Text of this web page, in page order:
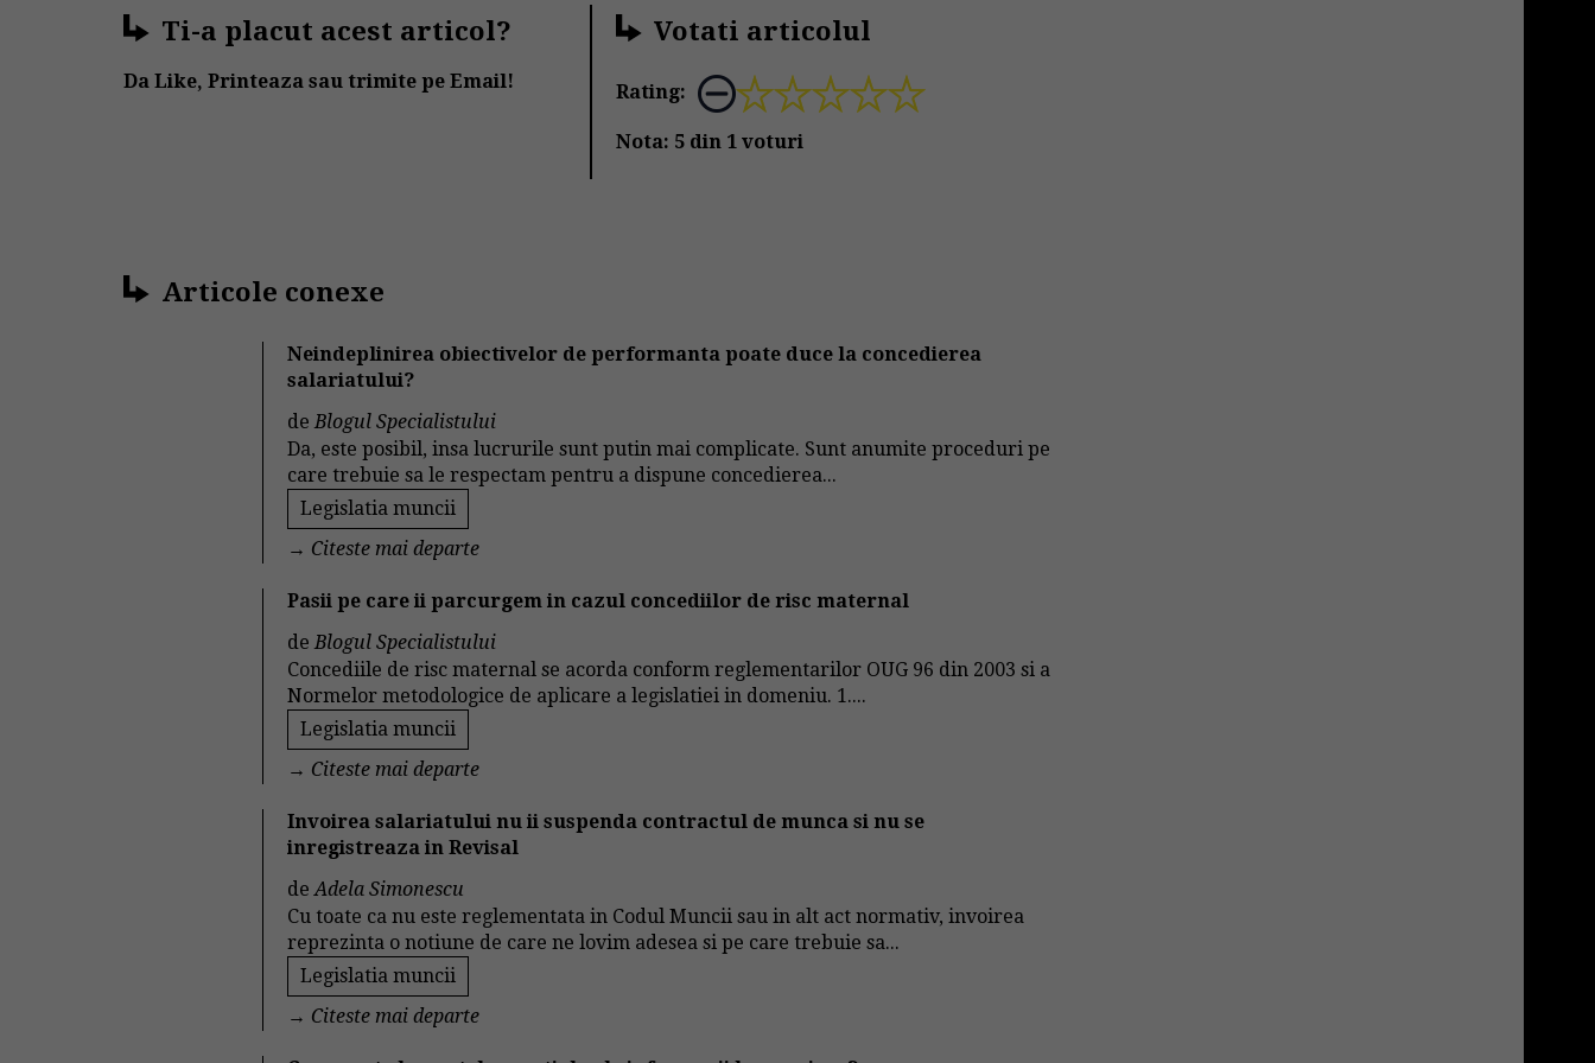
Ti-a placut acest articol?
Da Like, Printeaza sau trimite pe Email!
Votati articolul
Rating:
Nota: 5din 1voturi
Articole conexe
Neindeplinirea obiectivelor de performanta poate duce la concedierea
salariatului?
deBlogul Specialistului
Da, este posibil, insa lucrurile sunt putin mai complicate. Sunt anumite proceduri pe
care trebuie sa le respectam pentru a dispune concedierea...
Legislatia muncii
→ Citeste mai departe
Pasii pe care ii parcurgem in cazul concediilor de risc maternal
deBlogul Specialistului
Concediile de risc maternal se acorda conform reglementarilor OUG 96 din 2003 si a
Normelor metodologice de aplicare a legislatiei in domeniu. 1....
Legislatia muncii
→ Citeste mai departe
Invoirea salariatului nu ii suspenda contractul de munca si nu se
inregistreaza in Revisal
deAdela Simonescu
Cu toate ca nu este reglementata in Codul Muncii sau in alt act normativ, invoirea
reprezinta o notiune de care ne lovim adesea si pe care trebuie sa...
Legislatia muncii
→ Citeste mai departe